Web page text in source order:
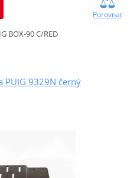
Porovnat
BOX-90 C/RED
PUIG 9329N černý